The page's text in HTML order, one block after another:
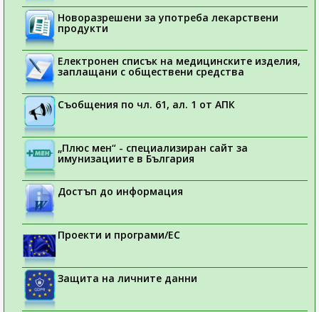
Новоразрешени за употреба лекарствени
продукти
Електронен списък на медицинските изделия,
заплащани с обществени средства
Съобщения по чл. 61, ал. 1 от АПК
„Плюс мен“ - специализиран сайт за
имунизациите в България
Достъп до информация
Проекти и програми/ЕС
Защита на личните данни